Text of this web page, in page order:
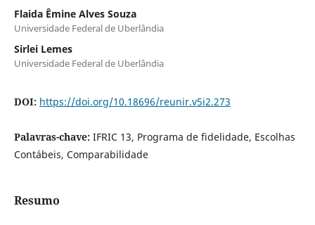
Flaida Êmine Alves Souza
Universidade Federal de Uberlândia
Sirlei Lemes
Universidade Federal de Uberlândia
DOI: https://doi.org/10.18696/reunir.v5i2.273
Palavras-chave: IFRIC 13, Programa de fidelidade, Escolhas
Contábeis, Comparabilidade
Resumo